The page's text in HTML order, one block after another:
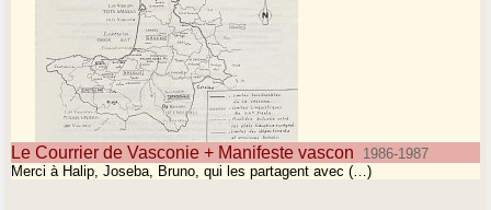
Le Courrier de Vasconie + Manifeste vascon 1986-1987
Merci à Halip, Joseba, Bruno, qui les partagent avec (…)